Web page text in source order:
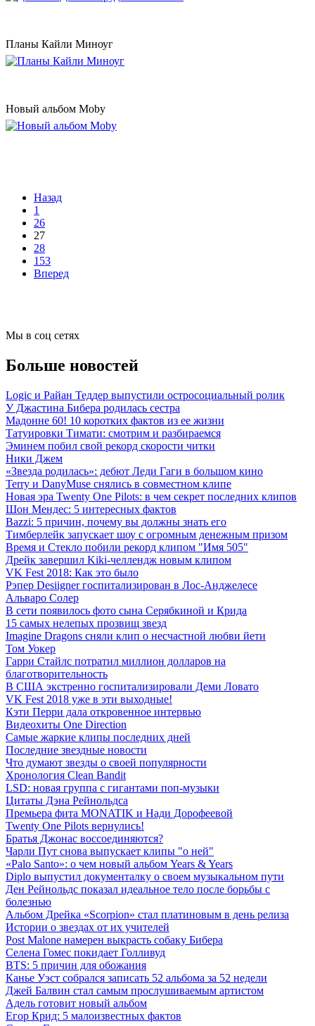
Планы Кайли Миноуг
Новый альбом Moby
Назад
1
26
27
28
153
Вперед
Мы в соц сетях
Больше новостей
Logic и Райан Теддер выпустили остросоциальный ролик
У Джастина Бибера родилась сестра
Мадонне 60! 10 коротких фактов из ее жизни
Татуировки Тимати: смотрим и разбираемся
Эминем побил свой рекорд скорости читки
Ники Джем
«Звезда родилась»: дебют Леди Гаги в большом кино
Terry и DanyMuse снялись в совместном клипе
Новая эра Twenty One Pilots: в чем секрет последних клипов
Шон Мендес: 5 интересных фактов
Bazzi: 5 причин, почему вы должны знать его
Тимберлейк запускает шоу с огромным денежным призом
Время и Стекло побили рекорд клипом "Имя 505"
Дрейк завершил Kiki-челлендж новым клипом
VK Fest 2018: Как это было
Рэпер Desiigner госпитализирован в Лос-Анджелесе
Альваро Солер
В сети появилось фото сына Серябкиной и Крида
15 самых нелепых прозвищ звезд
Imagine Dragons сняли клип о несчастной любви йети
Том Уокер
Гарри Стайлс потратил миллион долларов на
благотворительность
В США экстренно госпитализировали Деми Ловато
VK Fest 2018 уже в эти выходные!
Кэти Перри дала откровенное интервью
Видеохиты One Direction
Самые жаркие клипы последних дней
Последние звездные новости
Что думают звезды о своей популярности
Хронология Clean Bandit
LSD: новая группа с гигантами поп-музыки
Цитаты Дэна Рейнольдса
Премьера фита MONATIK и Нади Дорофеевой
Twenty One Pilots вернулись!
Братья Джонас воссоединяются?
Чарли Пут снова выпускает клипы "о ней"
«Palo Santo»: о чем новый альбом Years & Years
Diplo выпустил документалку о своем музыкальном пути
Ден Рейнольдс показал идеальное тело после борьбы с
болезнью
Альбом Дрейка «Scorpion» стал платиновым в день релиза
Истории о звездах от их учителей
Post Malone намерен выкрасть собаку Бибера
Селена Гомес покидает Голливуд
BTS: 5 причин для обожания
Канье Уэст собрался записать 52 альбома за 52 недели
Джей Балвин стал самым прослушиваемым артистом
Адель готовит новый альбом
Егор Крид: 5 малоизвестных фактов